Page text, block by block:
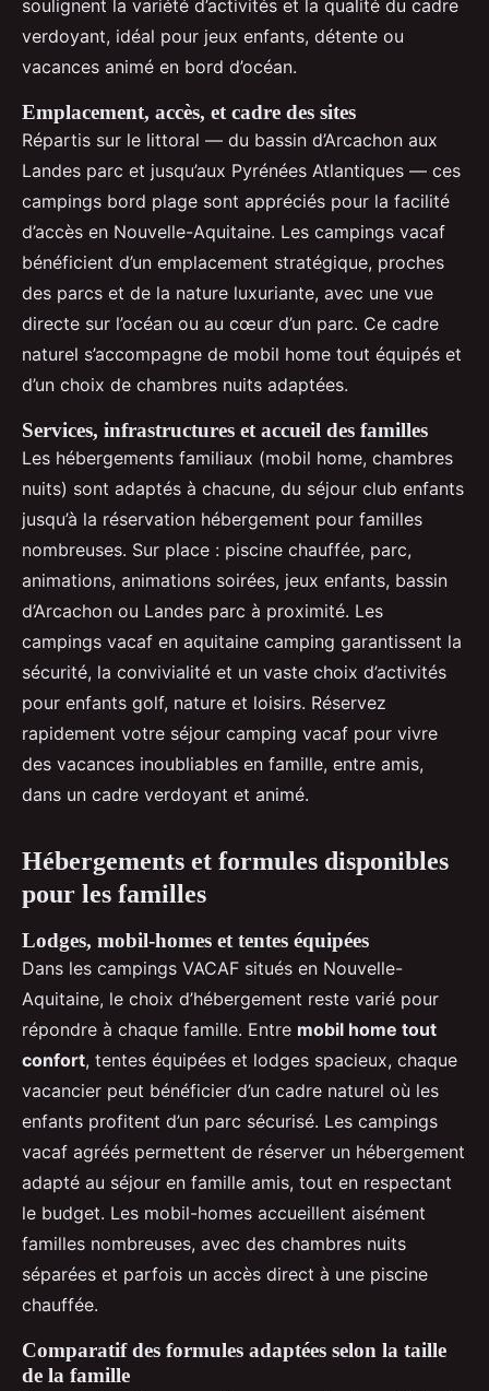
soulignent la variété d’activités et la qualité du cadre
verdoyant, idéal pour jeux enfants, détente ou
vacances animé en bord d’océan.
Emplacement, accès, et cadre des sites
Répartis sur le littoral — du bassin d’Arcachon aux
Landes parc et jusqu’aux Pyrénées Atlantiques — ces
campings bord plage sont appréciés pour la facilité
d’accès en Nouvelle-Aquitaine. Les campings vacaf
bénéficient d’un emplacement stratégique, proches
des parcs et de la nature luxuriante, avec une vue
directe sur l’océan ou au cœur d’un parc. Ce cadre
naturel s’accompagne de mobil home tout équipés et
d’un choix de chambres nuits adaptées.
Services, infrastructures et accueil des familles
Les hébergements familiaux (mobil home, chambres
nuits) sont adaptés à chacune, du séjour club enfants
jusqu’à la réservation hébergement pour familles
nombreuses. Sur place : piscine chauffée, parc,
animations, animations soirées, jeux enfants, bassin
d’Arcachon ou Landes parc à proximité. Les
campings vacaf en aquitaine camping garantissent la
sécurité, la convivialité et un vaste choix d’activités
pour enfants golf, nature et loisirs. Réservez
rapidement votre séjour camping vacaf pour vivre
des vacances inoubliables en famille, entre amis,
dans un cadre verdoyant et animé.
Hébergements et formules disponibles
pour les familles
Lodges, mobil-homes et tentes équipées
Dans les campings VACAF situés en Nouvelle-
Aquitaine, le choix d’hébergement reste varié pour
répondre à chaque famille. Entre mobil home tout
confort, tentes équipées et lodges spacieux, chaque
vacancier peut bénéficier d’un cadre naturel où les
enfants profitent d’un parc sécurisé. Les campings
vacaf agréés permettent de réserver un hébergement
adapté au séjour en famille amis, tout en respectant
le budget. Les mobil-homes accueillent aisément
familles nombreuses, avec des chambres nuits
séparées et parfois un accès direct à une piscine
chauffée.
Comparatif des formules adaptées selon la taille
de la famille